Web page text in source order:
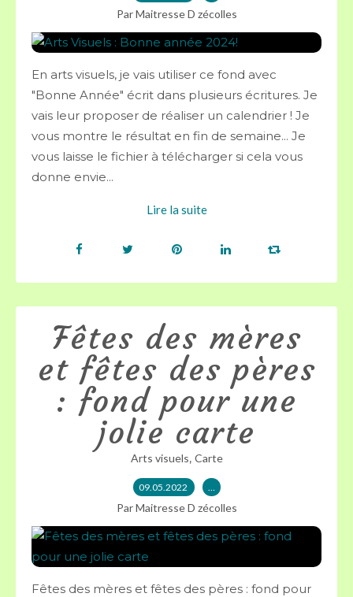
Par Maitresse D zécolles
En arts visuels, je vais utiliser ce fond avec
"Bonne Année" écrit dans plusieurs écritures. Je
vais leur proposer de réaliser un calendrier ! Je
vous montre le résultat en fin de semaine... Je
vous laisse le fichier à télécharger si cela vous
donne envie...
Lire la suite
Fêtes des mères
et fêtes des pères
: fond pour une
jolie carte
Arts visuels, Carte
09.05.2022 …
Par Maitresse D zécolles
Fêtes des mères et fêtes des pères : fond pour